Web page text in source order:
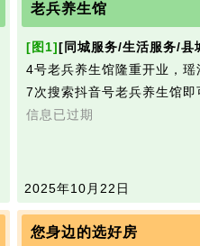
老兵养生馆
[图1][同城服务/生活服务/县
4号老兵养生馆隆重开业，
7次搜索抖音号老兵养生馆即
信息已过期
2025年10月22日
您身边的选好房